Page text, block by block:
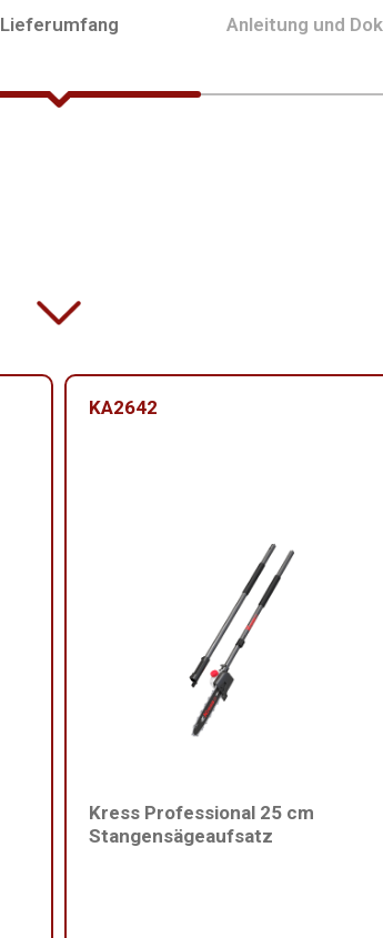
Lieferumfang Anleitung und
KA2642
Kress Professional 25 cm
Stangensägeaufsatz